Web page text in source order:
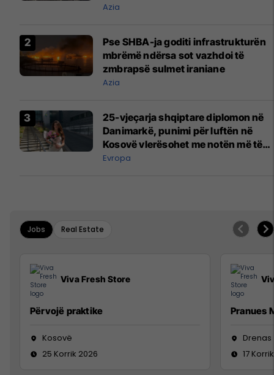
Azia
Pse SHBA-ja goditi infrastrukturën
mbrëmë ndërsa sot vazhdoi të
zmbrapsë sulmet iraniane
Azia
25-vjeçarja shqiptare diplomon në
Danimarkë, punimi për luftën në
Kosovë vlerësohet me notën më të
lartë
Evropa
Jobs Real Estate
Viva Fresh Store
Përvojë praktike
Kosovë
25 Korrik 2026
Pranues
Drenas
17